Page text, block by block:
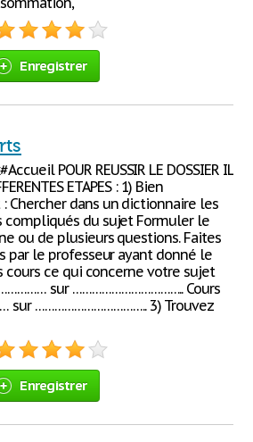
Enregistrer
POUR REUSSIR LE DOSSIER IL
ETAPES : 1) Bien
Chercher dans un dictionnaire les
du sujet Formuler le
ou de plusieurs questions. Faites
par le professeur ayant donné le
cours ce qui concerne votre sujet
sur …………………………….. Cours
sur …………………………….. 3) Trouvez
Enregistrer